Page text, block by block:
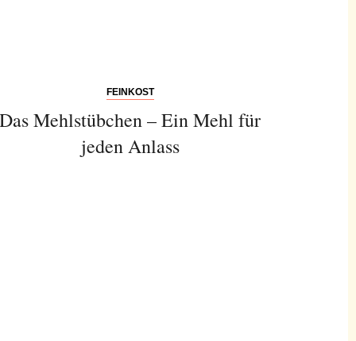
FEINKOST
Das Mehlstübchen – Ein Mehl für
jeden Anlass